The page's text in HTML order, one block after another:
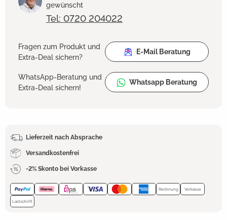
gewünscht
Tel: 0720 204022
Fragen zum Produkt und
Extra-Deal sichern?
E-Mail Beratung
WhatsApp-Beratung und
Extra-Deal sichern!
Whatsapp Beratung
Lieferzeit nach Absprache
Versandkostenfrei
-2% Skonto bei Vorkasse
Rechnung Vorkasse
Lastschrift